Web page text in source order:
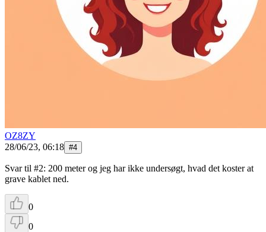
OZ8ZY
28/06/23, 06:18 #4
Svar til #2: 200 meter og jeg har ikke undersøgt, hvad det koster at
grave kablet ned.
0
0